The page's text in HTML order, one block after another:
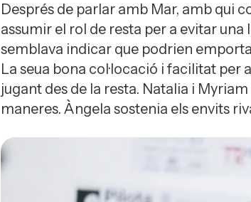
Després de parlar amb Mar, amb qui
assumir el rol de resta per a evitar
semblava indicar que podrien
La seua bona col·locació i facilitat
jugant des de la resta. Natalia i
maneres. Àngela sostenia els envits